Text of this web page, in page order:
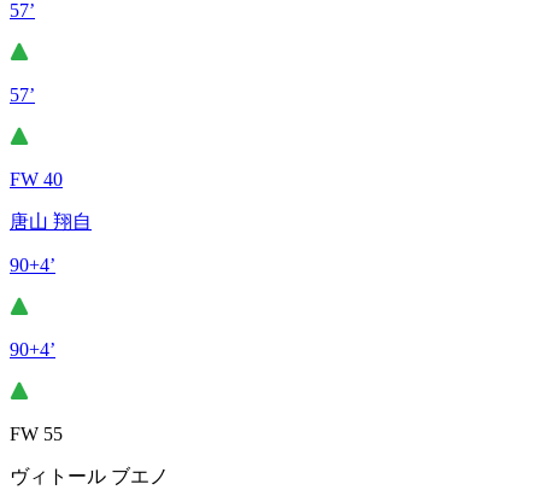
57’
57’
FW 40
唐山 翔自
90+4’
90+4’
FW 55
ヴィトール ブエノ